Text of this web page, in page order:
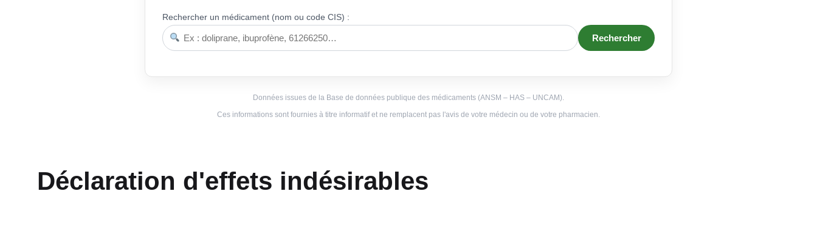
Rechercher un médicament (nom ou code CIS) :
Rechercher
Données issues de la Base de données publique des médicaments (ANSM – HAS – UNCAM).
Ces informations sont fournies à titre informatif et ne remplacent pas l'avis de votre médecin ou de votre pharmacien.
Déclaration d'effets indésirables